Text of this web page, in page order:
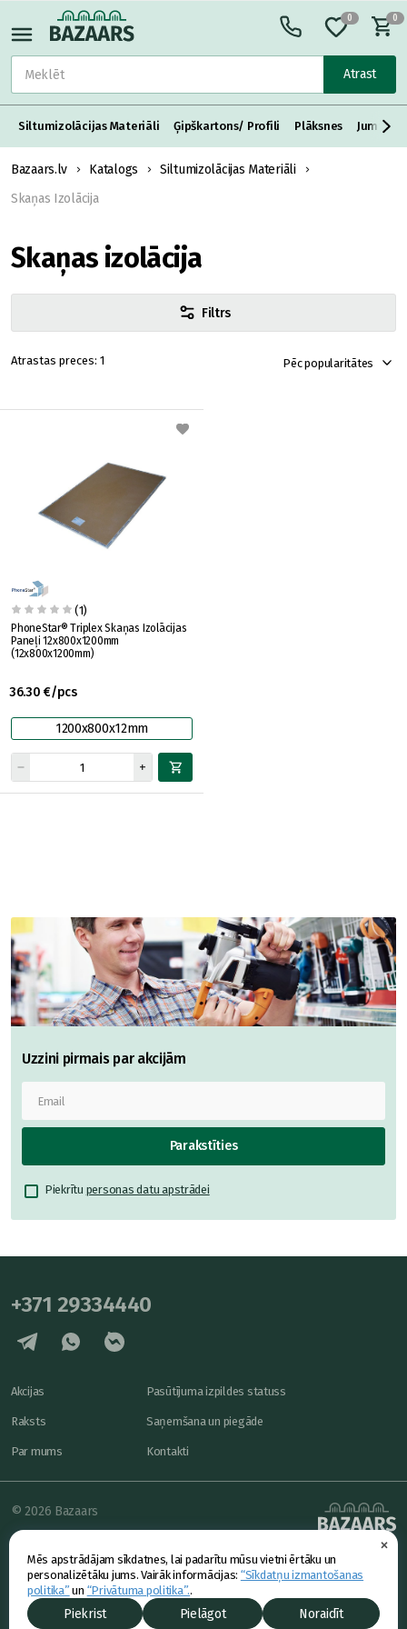
×
Mēs apstrādājam sīkdatnes, lai padarītu mūsu vietni ērtāku un
personalizētāku jums. Vairāk informācijas: “Sīkdatņu izmantošanas
politika” un “Privātuma politika”..
Piekrist Pielāgot Noraidīt
Atrast
0 0
Siltumizolācijas Materiāli Ģipškartons/ Profili Plāksnes Jumta
Bazaars.lv Katalogs
Siltumizolācijas Materiāli
Skaņas Izolācija
Skaņas izolācija
Filtrs
1 Pēc popularitātes
(1)
PhoneStar® Triplex Skaņas Izolācijas
Paneļi 12x800x1200mm
(12x800x1200mm)
36.30 €/pcs
1200x800x12mm
Uzzini pirmais par akcijām
Parakstīties
Piekrītu personas datu apstrādei
+371 29334440
Akcijas
Raksts
Par mums
Pasūtījuma izpildes statuss
Saņemšana un piegāde
Kontakti
powered by
© 2026 Bazaars
Konfidencialitāte
Piedāvājums